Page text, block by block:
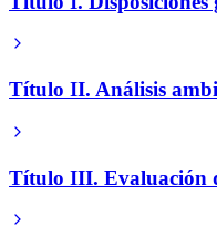
Título II. Análisis
Título III. Evaluación